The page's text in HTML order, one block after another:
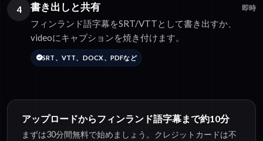
4 書き出しと共有 即時
フィンランド語字幕をSRT/VTTとして書き出すか、
videoにキャプションを焼き付けます。
SRT、VTT、DOCX、PDFなど
アップロードからフィンランド語字幕まで約10分
まずは30分間無料で始めましょう。クレジットカードは不